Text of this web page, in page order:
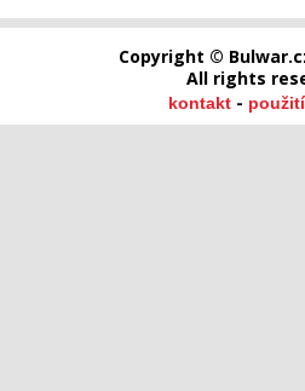
Copyright ©
All rights
kontakt-